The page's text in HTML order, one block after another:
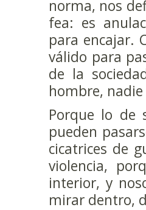
norma, nos
fea: es
para encajar.
válido para
de la
hombre,
Porque lo de
pueden
cicatrices de
violencia,
interior, y
mirar dentro,